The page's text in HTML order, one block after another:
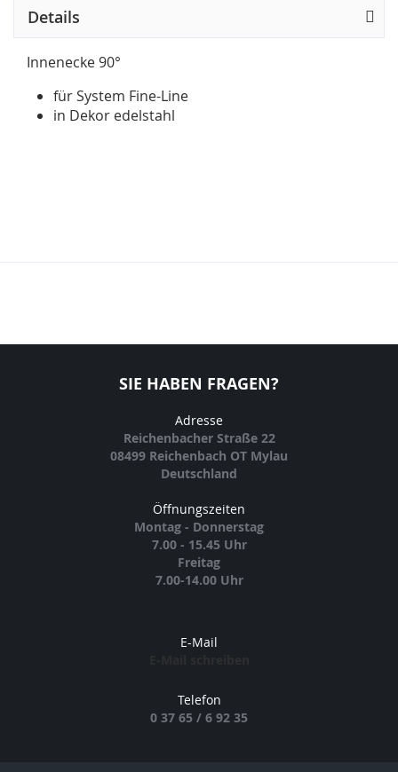
Details
Innenecke 90°
für System Fine-Line
in Dekor edelstahl
SIE HABEN FRAGEN?
Adresse
Reichenbacher Straße 22
08499 Reichenbach OT Mylau
Deutschland
Öffnungszeiten
Montag - Donnerstag
7.00 - 15.45 Uhr
Freitag
7.00-14.00 Uhr
E-Mail
Telefon
0 37 65 / 6 92 35